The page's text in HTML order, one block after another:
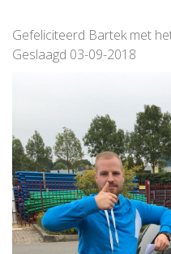
Gefeliciteerd Bartek met
Geslaagd 03-09-2018